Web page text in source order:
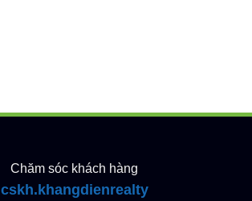
Chăm sóc khách hàng
cskh.khangdienrealty